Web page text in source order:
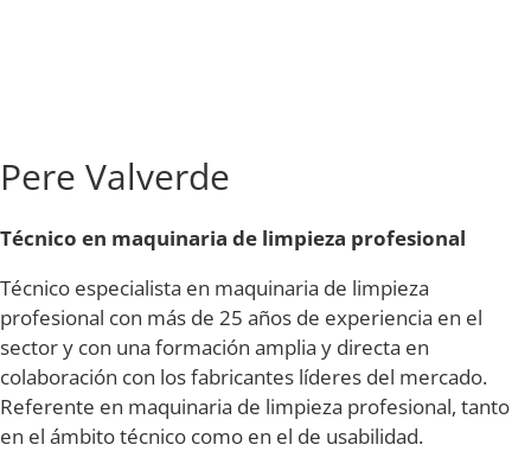
Pere Valverde
Técnico en maquinaria de limpieza profesional
Técnico especialista en maquinaria de limpieza
profesional con más de 25 años de experiencia en el
sector y con una formación amplia y directa en
colaboración con los fabricantes líderes del mercado.
Referente en maquinaria de limpieza profesional, tanto
en el ámbito técnico como en el de usabilidad.